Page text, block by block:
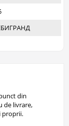
din
de livrare,
proprii.